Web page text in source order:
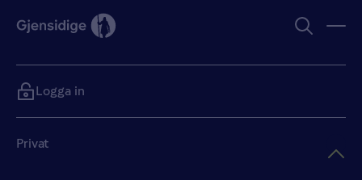
Privat
Logga in